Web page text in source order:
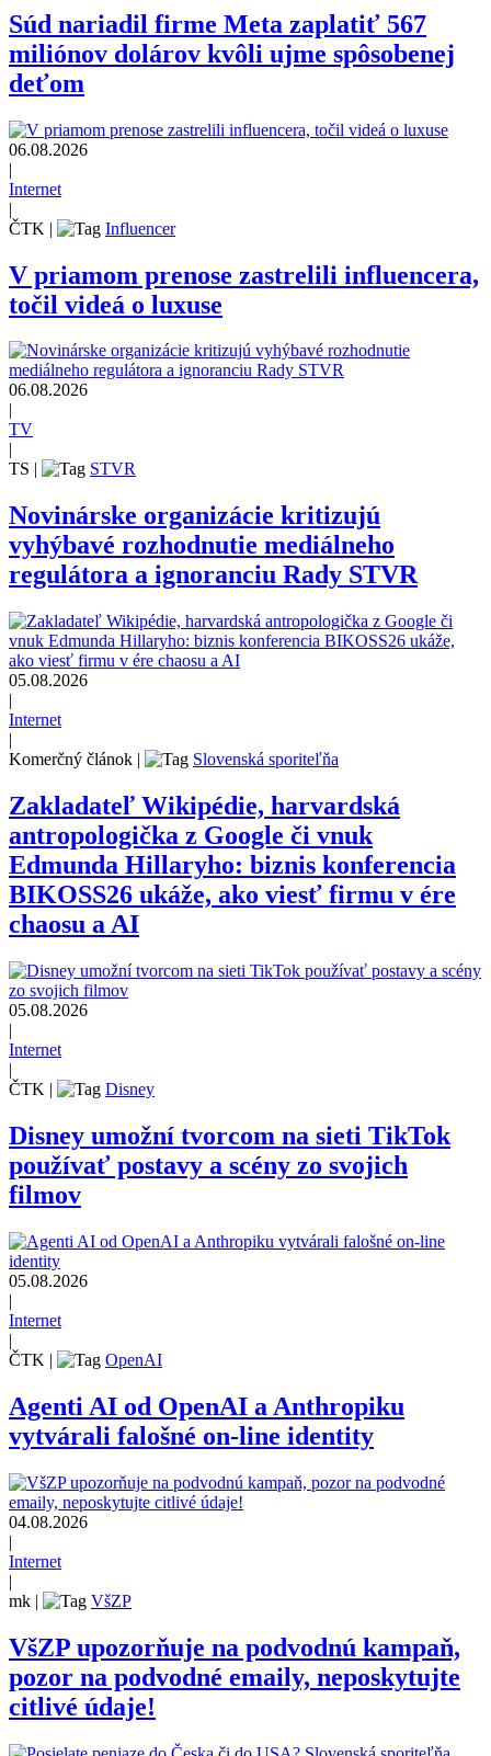
Súd nariadil firme Meta zaplatiť 567
miliónov dolárov kvôli ujme spôsobenej
deťom
06.08.2026
|
Internet
|
ČTK | Influencer
V priamom prenose zastrelili influencera,
točil videá o luxuse
06.08.2026
TV
TS
STVR
Novinárske organizácie kritizujú
vyhýbavé rozhodnutie mediálneho
regulátora a ignoranciu Rady STVR
05.08.2026
|
Internet
|
Komerčný článok | Slovenská sporiteľňa
Zakladateľ Wikipédie, harvardská
antropologička z Google či vnuk
Edmunda Hillaryho: biznis konferencia
BIKOSS26 ukáže, ako viesť firmu v ére
chaosu a AI
05.08.2026
|
Internet
|
ČTK | Disney
Disney umožní tvorcom na sieti TikTok
používať postavy a scény zo svojich
filmov
05.08.2026
|
Internet
|
ČTK | OpenAI
Agenti AI od OpenAI a Anthropiku
vytvárali falošné on-line identity
04.08.2026
|
Internet
|
mk | VšZP
VšZP upozorňuje na podvodnú kampaň,
pozor na podvodné emaily, neposkytujte
citlivé údaje!